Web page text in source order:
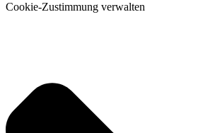
Cookie-Zustimmung verwalten